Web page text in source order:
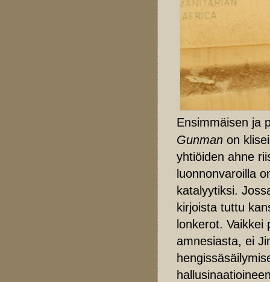
Ensimmäisen ja
Gunman on
yhtiöiden ahne
luonnonvaroilla
katalyytiksi.
kirjoista tuttu
lonkerot. Vaikkei
amnesiasta, ei